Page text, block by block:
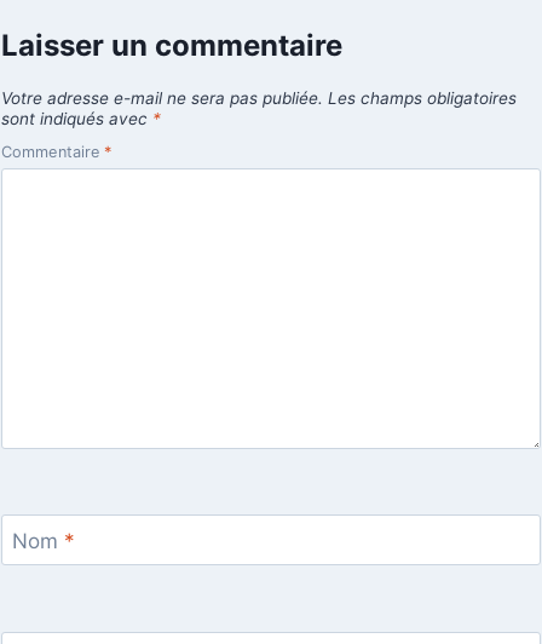
Laisser un commentaire
Votre adresse e-mail ne sera pas publiée. Les champs obligatoires
sont indiqués avec *
Commentaire *
Nom *